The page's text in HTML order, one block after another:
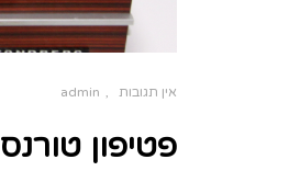
אין תגובות admin
פטיפון טורנס TD-165 (נמכר)